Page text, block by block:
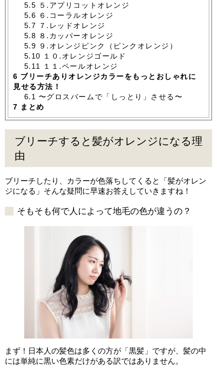
5.5 ５.アプリコットオレンジ
5.6 ６.コーラルオレンジ
5.7 ７.レッドオレンジ
5.8 ８.カッパーオレンジ
5.9 ９.オレンジピンク（ピンクオレンジ）
5.10
１０.オレンジゴールド
5.11
１１.ペールオレンジ
6 ブリーチありオレンジカラーをもっとおしゃれに
見せる方法！
6.1 〜グロスバームで「しっとり」させる〜
7 まとめ
ブリーチすると髪がオレンジになる理
由
ブリーチしたり、カラーが色落ちしてくると「髪がオレン
ジになる」そんな疑問に早速お答えしていきますね！
そもそも何で人によって地毛の色が違うの？
まず！日本人の髪色は多くの方が「黒髪」ですが、髪の中
には単純に黒い色素だけがある訳ではありません。